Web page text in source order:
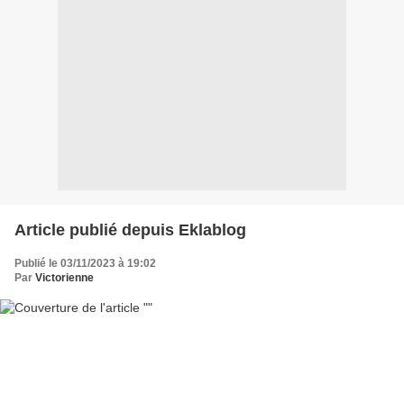
Article publié depuis Eklablog
Publié le 03/11/2023 à 19:02
Par Victorienne